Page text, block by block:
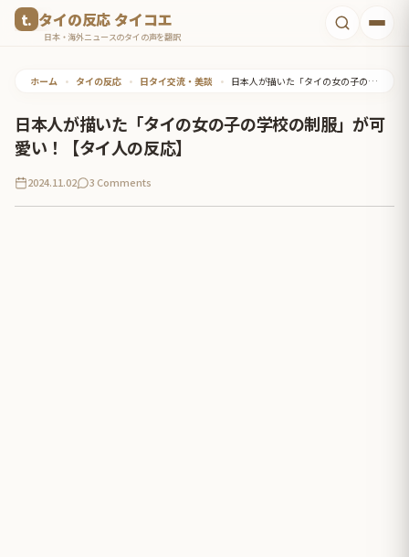
タイの反応 タイコエ
日本・海外ニュースのタイの声を翻訳
ホーム • タイの反応 • 日タイ交流・美談 • 日本人が描いた「タイの女の子の学校の制服」が可愛い！【タイ人の反応】
日本人が描いた「タイの女の子の学校の制服」が可
愛い！【タイ人の反応】
2024.11.02 3 Comments